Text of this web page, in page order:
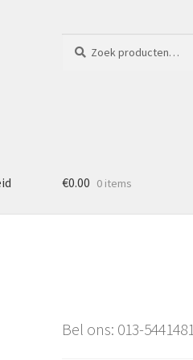
naar:
€0.00 0 items
Bel ons: 013-5441481